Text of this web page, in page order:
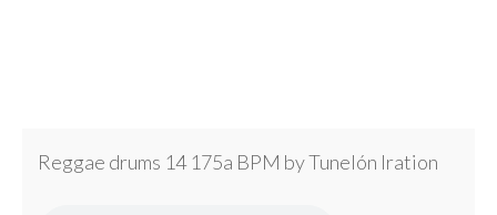
Reggae drums 14 175a BPM by Tunelón Iration